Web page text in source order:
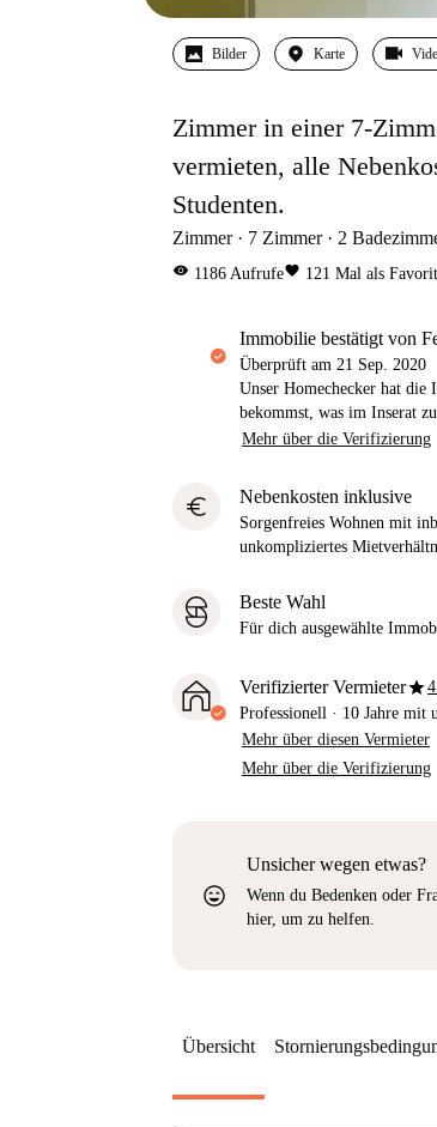
Bilder Karte
Zimmer in einer 7-
vermieten, alle
Studenten.
Zimmer 7 Zimmer 2
visibility 1186 Aufrufefavorite 121 Mal als
Immobilie bestätigt von
Überprüft am 21 Sep. 2020
Unser Homechecker hat
bekommst, was im Inserat
Mehr über die Verifizierung
euro Nebenkosten inklusive
Sorgenfreies Wohnen mit
unkompliziertes
Beste Wahl
Für dich ausgewählte
Verifizierter Vermieterstar
Professionell · 10 Jahre mit
Mehr über diesen Vermieter
Mehr über die Verifizierung
sentiment_very_satisfied
Unsicher wegen etwas?
Wenn du Bedenken oder
hier, um zu helfen.
Übersicht